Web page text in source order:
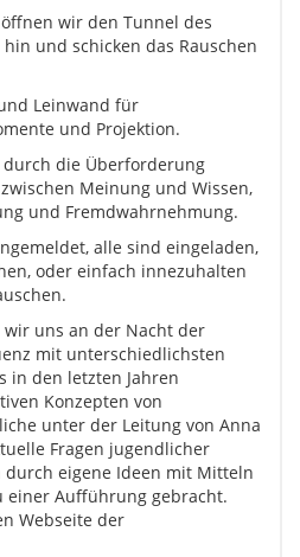
wir den Tunnel des
und schicken das Rauschen
Leinwand für
und Projektion.
die Überforderung
Meinung und Wissen,
und Fremdwahrnehmung.
alle sind eingeladen,
oder einfach innezuhalten
wir uns an der Nacht der
mit unterschiedlichsten
in den letzten Jahren
Konzepten von
unter der Leitung von Anna
Fragen jugendlicher
eigene Ideen mit Mitteln
einer Aufführung gebracht.
Webseite der